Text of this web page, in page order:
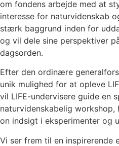
om fondens arbejde med at
interesse for naturvidenskab
stærk baggrund inden for
og vil dele sine perspektiver
dagsorden.
Efter den ordinære
unik mulighed for at opleve
vil LIFE-undervisere guide en
naturvidenskabelig
on indsigt i eksperimenter og
Vi ser frem til en inspirerende